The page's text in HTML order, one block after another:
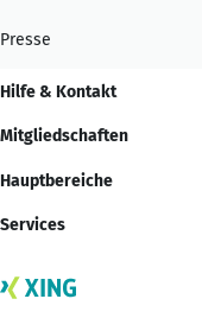
Presse
Hilfe & Kontakt
Mitgliedschaften
Hauptbereiche
Services